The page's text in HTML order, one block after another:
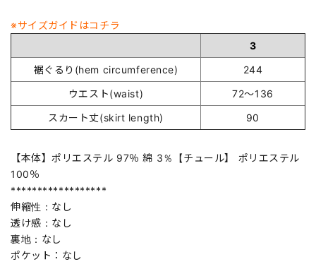
※サイズガイドはコチラ
3
裾ぐるり(hem circumference)
244
ウエスト(waist)
72～136
スカート丈(skirt length)
90
【本体】ポリエステル 97％ 綿 3％【チュール】 ポリエステル
100％
******************
伸縮性：なし
透け感：なし
裏地：なし
ポケット：なし